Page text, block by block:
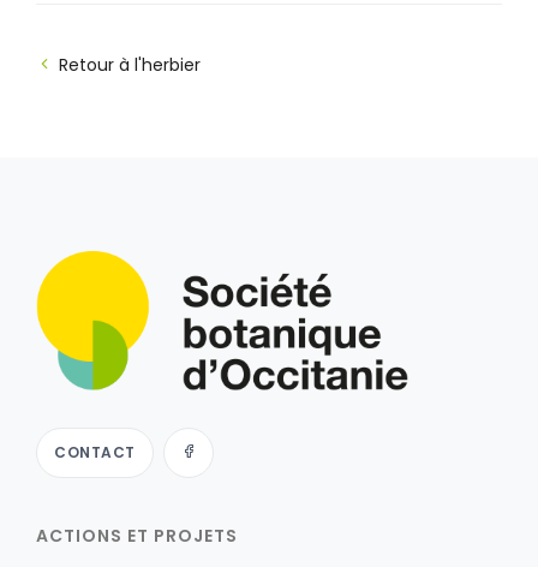
Retour à l'herbier
CONTACT
ACTIONS ET PROJETS